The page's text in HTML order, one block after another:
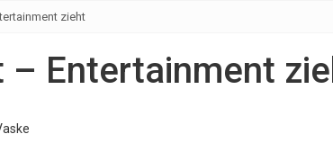
zieht
– Entertainment